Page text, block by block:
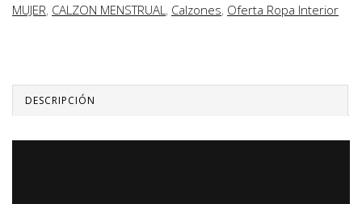
MUJER, CALZON MENSTRUAL , Calzones, Oferta Ropa Interior
DESCRIPCIÓN